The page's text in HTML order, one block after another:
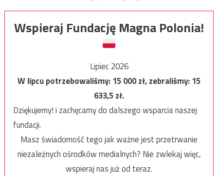
Wspieraj Fundację Magna Polonia!
Lipiec 2026
W lipcu potrzebowaliśmy:15 000zł, zebraliśmy:15
633,5zł.
Dziękujemy! i zachęcamy do dalszego wsparcia naszej
fundacji.
Masz świadomość tego jak ważne jest przetrwanie
niezależnych ośrodków medialnych? Nie zwlekaj więc,
wspieraj nas już od teraz.